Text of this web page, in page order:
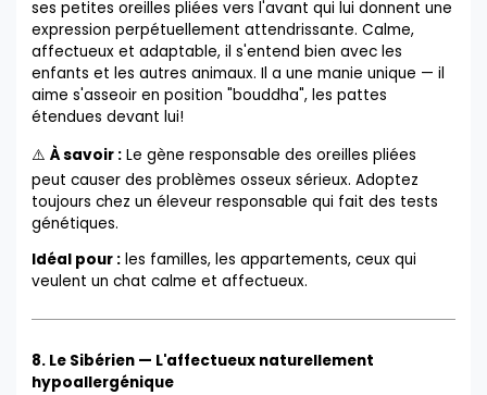
ses petites oreilles pliées vers l'avant qui lui donnent une
expression perpétuellement attendrissante. Calme,
affectueux et adaptable, il s'entend bien avec les
enfants et les autres animaux. Il a une manie unique — il
aime s'asseoir en position "bouddha", les pattes
étendues devant lui!
⚠️À savoir : Le gène responsable des oreilles pliées
peut causer des problèmes osseux sérieux. Adoptez
toujours chez un éleveur responsable qui fait des tests
génétiques.
Idéal pour : les familles, les appartements, ceux qui
veulent un chat calme et affectueux.
8. Le Sibérien — L'affectueux naturellement
hypoallergénique